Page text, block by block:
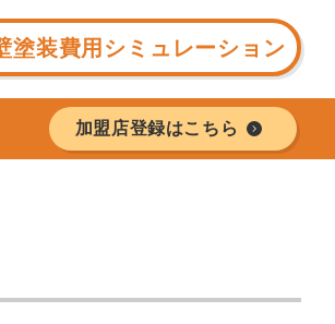
塗装費用シミュレーション
加盟店登録はこちら